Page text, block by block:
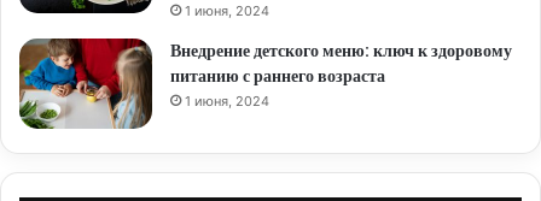
1 июня, 2024
Внедрение детского меню: ключ к здоровому
питанию с раннего возраста
1 июня, 2024